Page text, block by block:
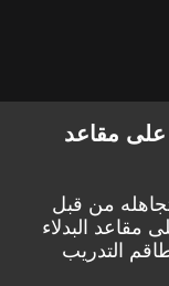
على مقاعد
من قبل
البدلاء
التدريب